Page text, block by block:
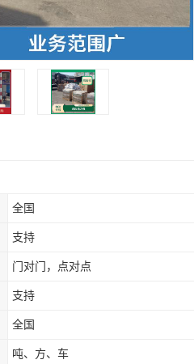
全国
支持
门对门，点对点
支持
全国
吨、方、车